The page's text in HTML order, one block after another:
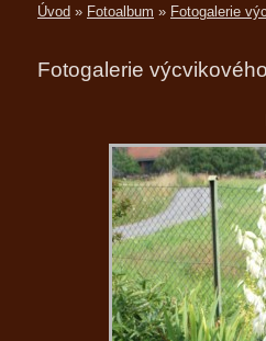
Úvod » Fotoalbum » Fotogalerie
Fotogalerie